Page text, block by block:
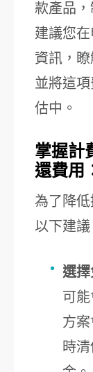
款產品，
建議您
資訊，
並將這
估中。
掌握計
還費用
為了降
以下建議
選擇
可
方
時